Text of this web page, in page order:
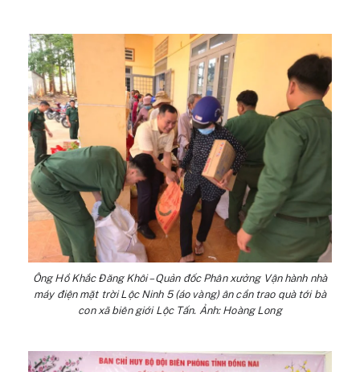
Ông Hồ Khắc Đăng Khôi – Quản đốc Phân xưởng Vận hành nhà
máy điện mặt trời Lộc Ninh 5 (áo vàng) ân cần trao quà tới bà
con xã biên giới Lộc Tấn. Ảnh: Hoàng Long